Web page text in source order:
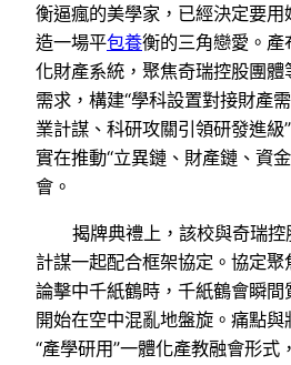
衡逼瘋的美學家，已經決定要
造一場平包養衡的三角戀愛。產
化財產系統，聚焦奇瑞控股團
需求，構建“學科設置對接財產
業計謀、科研攻關引領研發進級
實在推動“立異鏈、財產鏈、資
會。
揭牌典禮上，該校與奇瑞
計謀一起配合框架協定。協定
論擊中千紙鶴時，千紙鶴會瞬間
開始在空中混亂地盤旋。痛點
“產學研用”一體化產教融會形式